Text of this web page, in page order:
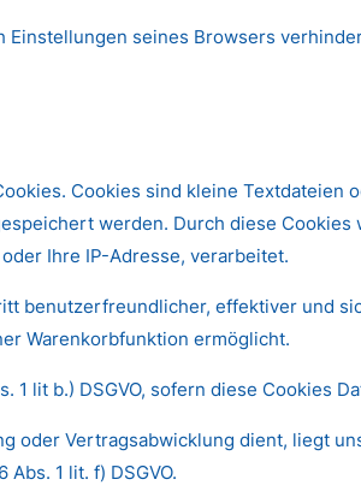
seines Browsers
Cookies sind kleine
werden. Durch diese
Ihre IP-Adresse, verarbeitet.
benutzerfreundlicher, effektiver und
Warenkorbfunktion ermöglicht.
1 lit b.) DSGVO, sofern diese Cookies
oder Vertragsabwicklung dient, liegt
1 lit. f) DSGVO.